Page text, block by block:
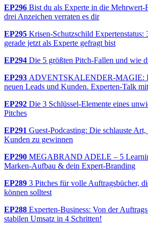
EP296 Bist du als Experte in die Mehrwert-
drei Anzeichen verraten es dir
EP295 Krisen-Schutzschild
gerade jetzt als Experte gefragt bist
EP294 Die 5 größten Pitch-Fallen und wie
EP293 ADVENTSKALENDER-MAGIE:
neuen Leads und Kunden. Experten-Talk
EP292 Die 3 Schlüssel-Elemente eines
Pitches
EP291 Guest-Podcasting: Die schlauste
Kunden zu gewinnen
EP290 MEGABRAND ADELE – 5
Marken-Aufbau & dein Expert-Branding
EP289 3 Pitches für volle Auftragsbücher,
können solltest
EP288 Experten-Business: Von der
stabilen Umsatz in 4 Schritten!